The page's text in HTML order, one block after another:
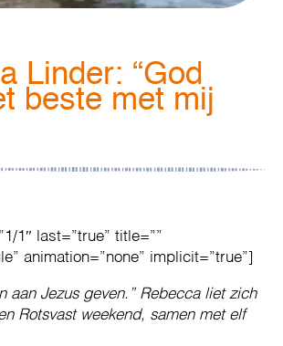
Linder: “God
beste met mij
1″ last=”true” title=””
animation=”none” implicit=”true”]
aan Jezus geven.” Rebecca liet zich
Rotsvast weekend, samen met elf